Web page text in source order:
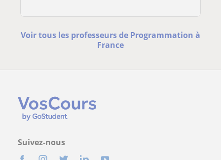
Voir tous les professeurs de Programmation à
France
Suivez-nous